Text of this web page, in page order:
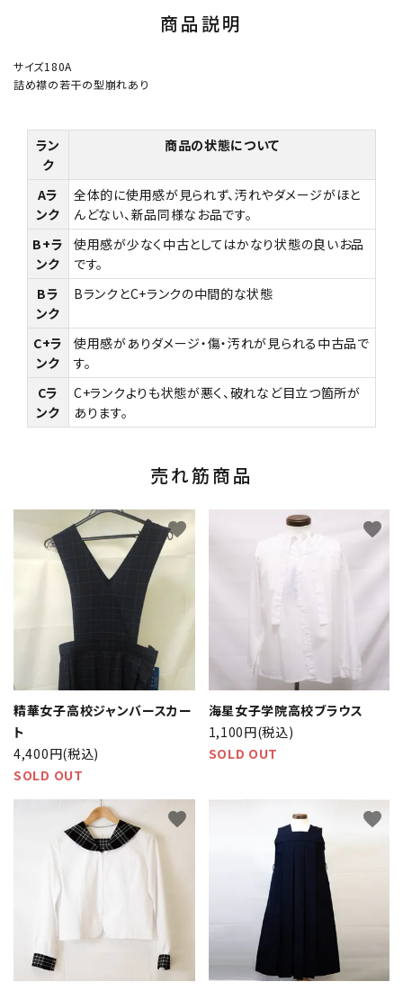
商品説明
サイズ180A
詰め襟の若干の型崩れあり
ラン
ク
商品の状態について
Aラ
ンク
全体的に使用感が見られず、汚れやダメージがほと
んどない、新品同様なお品です。
B+ラ
ンク
使用感が少なく中古としてはかなり状態の良いお品
です。
Bラ
ンク
BランクとC+ランクの中間的な状態
C+ラ
ンク
使用感がありダメージ・傷・汚れが見られる中古品で
す。
Cラ
ンク
C+ランクよりも状態が悪く、破れなど目立つ箇所が
あります。
売れ筋商品
精華女子高校ジャンバースカー
ト
4,400円(税込)
SOLD OUT
favorite
海星女子学院高校ブラウス
1,100円(税込)
SOLD OUT
favorite
favorite favorite